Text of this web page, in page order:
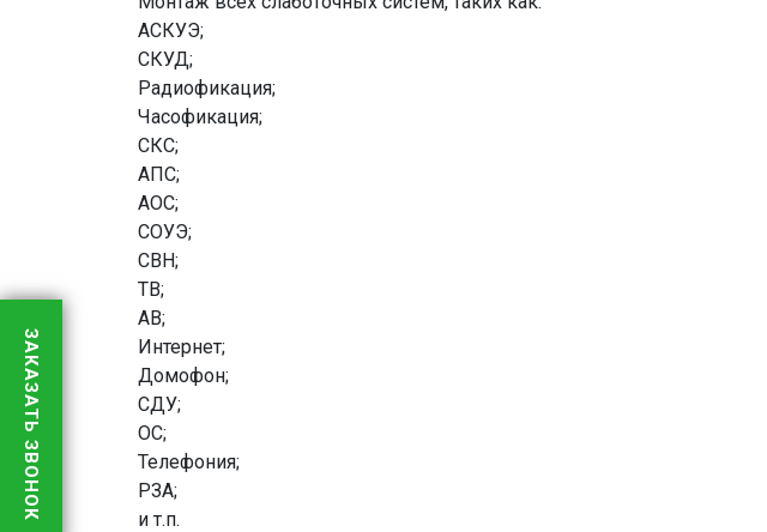
АСКУЭ;
СКУД;
Радиофикация;
Часофикация;
СКС;
АПС;
АОС;
СОУЭ;
СВН;
ТВ;
АВ;
Интернет;
Домофон;
СДУ;
ОС;
Телефония;
РЗА;
и т.п.
ЗАКАЗАТЬ ЗВОНОК